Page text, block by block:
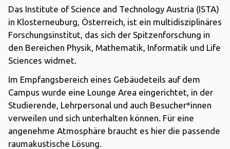
Das Institute of Science and Technology Austria (ISTA)
in Klosterneuburg, Österreich, ist ein multidisziplinäres
Forschungsinstitut, das sich der Spitzenforschung in
den Bereichen Physik, Mathematik, Informatik und Life
Sciences widmet.
Im Empfangsbereich eines Gebäudeteils auf dem
Campus wurde eine Lounge Area eingerichtet, in der
Studierende, Lehrpersonal und auch Besucher*innen
verweilen und sich unterhalten können. Für eine
angenehme Atmosphäre braucht es hier die passende
raumakustische Lösung.